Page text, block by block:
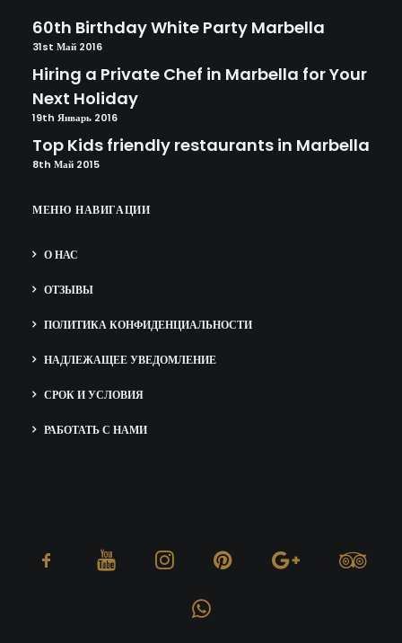
60th Birthday White Party Marbella
31st Май 2016
Hiring a Private Chef in Marbella for Your
Next Holiday
19th Январь 2016
Top Kids friendly restaurants in Marbella
8th Май 2015
МЕНЮ НАВИГАЦИИ
О НАС
ОТЗЫВЫ
ПОЛИТИКА КОНФИДЕНЦИАЛЬНОСТИ
НАДЛЕЖАЩЕЕ УВЕДОМЛЕНИЕ
СРОК И УСЛОВИЯ
РАБОТАТЬ С НАМИ